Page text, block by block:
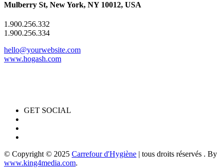
Mulberry St, New York, NY 10012, USA
1.900.256.332
1.900.256.334
hello@yourwebsite.com
www.hogash.com
GET SOCIAL
© Copyright © 2025 Carrefour d'Hygiène | tous droits réservés . By
www.king4media.com.